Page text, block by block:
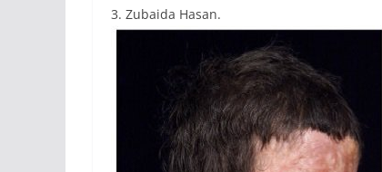
3. Zubaida Hasan.